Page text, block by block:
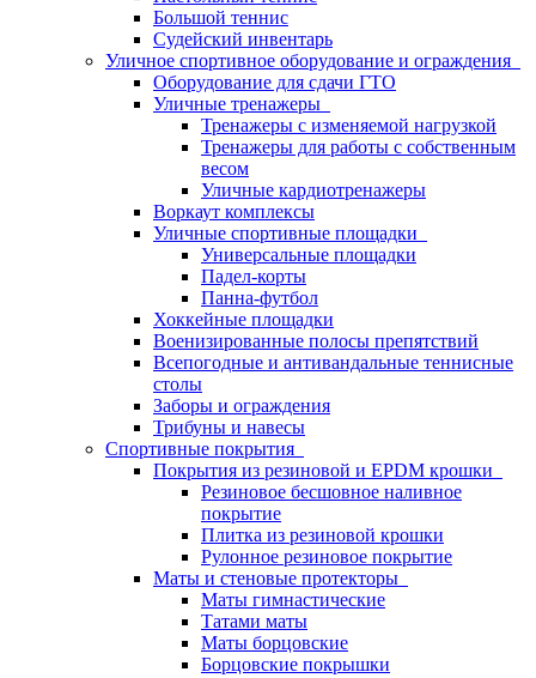
Большой теннис
Судейский инвентарь
Уличное спортивное оборудование и ограждения
Оборудование для сдачи ГТО
Уличные тренажеры
Тренажеры с изменяемой нагрузкой
Тренажеры для работы с собственным
весом
Уличные кардиотренажеры
Воркаут комплексы
Уличные спортивные площадки
Универсальные площадки
Падел-корты
Панна-футбол
Хоккейные площадки
Военизированные полосы препятствий
Всепогодные и антивандальные теннисные
столы
Заборы и ограждения
Трибуны и навесы
Спортивные покрытия
Покрытия из резиновой и EPDM крошки
Резиновое бесшовное наливное
покрытие
Плитка из резиновой крошки
Рулонное резиновое покрытие
Маты и стеновые протекторы
Маты гимнастические
Татами маты
Маты борцовские
Борцовские покрышки